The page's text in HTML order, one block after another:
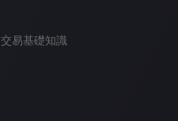
交易基礎知識